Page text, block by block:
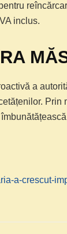
inclus.
a
a-crescut-